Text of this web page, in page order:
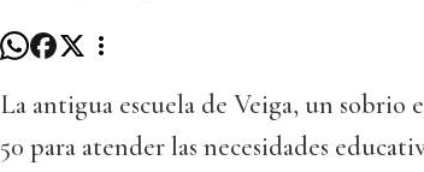
La antigua escuela de Veiga, un sobrio
50 para atender las necesidades